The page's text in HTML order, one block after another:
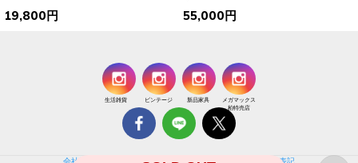
19,800円 55,000円
生活雑貨 ビンテージ 新品家具
メガマックス
柏特売店
会社概要 個人情報保護方針 特定商取引法に基づく通販の表記